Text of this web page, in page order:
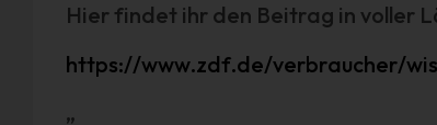
Hier findet ihr den Beitrag in voller
https://www.zdf.de/verbraucher/
„